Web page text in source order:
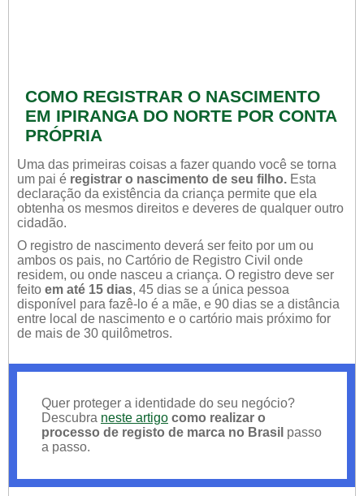
COMO REGISTRAR O NASCIMENTO
EM IPIRANGA DO NORTE POR CONTA
PRÓPRIA
Uma das primeiras coisas a fazer quando você se torna
um pai é registrar o nascimento de seu filho. Esta
declaração da existência da criança permite que ela
obtenha os mesmos direitos e deveres de qualquer outro
cidadão.
O registro de nascimento deverá ser feito por um ou
ambos os pais, no Cartório de Registro Civil onde
residem, ou onde nasceu a criança. O registro deve ser
feito em até 15 dias, 45 dias se a única pessoa
disponível para fazê-lo é a mãe, e 90 dias se a distância
entre local de nascimento e o cartório mais próximo for
de mais de 30 quilômetros.
Quer proteger a identidade do seu negócio?
Descubra neste artigo como realizar o
processo de registo de marca no Brasil passo
a passo.